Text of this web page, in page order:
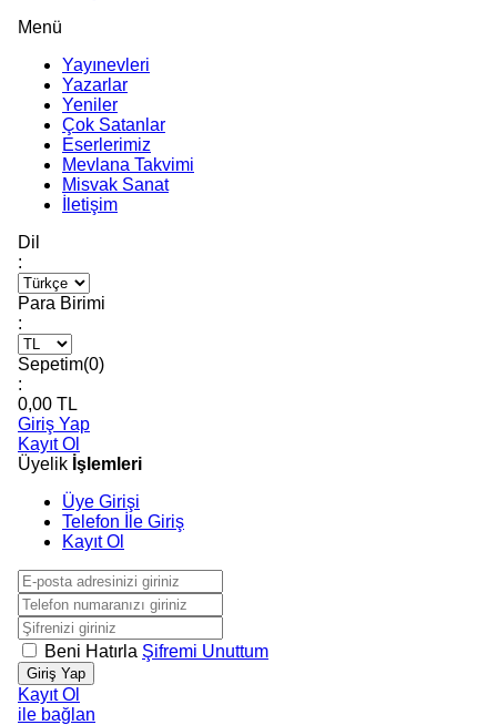
Menü
Yayınevleri
Yazarlar
Yeniler
Çok Satanlar
Eserlerimiz
Mevlana Takvimi
Misvak Sanat
İletişim
Dil
:
Para Birimi
:
Sepetim(0)
:
0,00 TL
Giriş Yap
Kayıt Ol
Üyelik İşlemleri
Üye Girişi
Telefon İle Giriş
Kayıt Ol
Beni Hatırla Şifremi Unuttum
Giriş Yap
Kayıt Ol
ile bağlan